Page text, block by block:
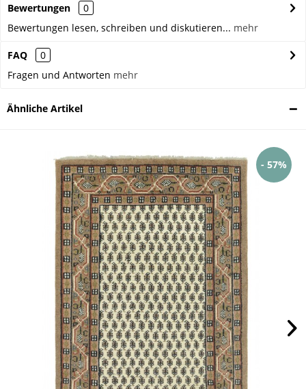
Bewertungen
0
Bewertungen lesen, schreiben und diskutieren... mehr
FAQ
0
Fragen und Antworten mehr
Ähnliche Artikel
- 57%